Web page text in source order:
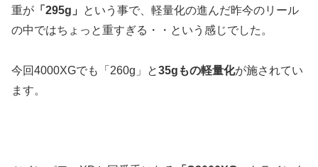
重が 「295g」
という事で、軽量化の進んだ昨今のリール
の中ではちょっと重すぎる・・という感じでした。
今回4000XGでも「260g」と35gもの軽量化が施されてい
ます。